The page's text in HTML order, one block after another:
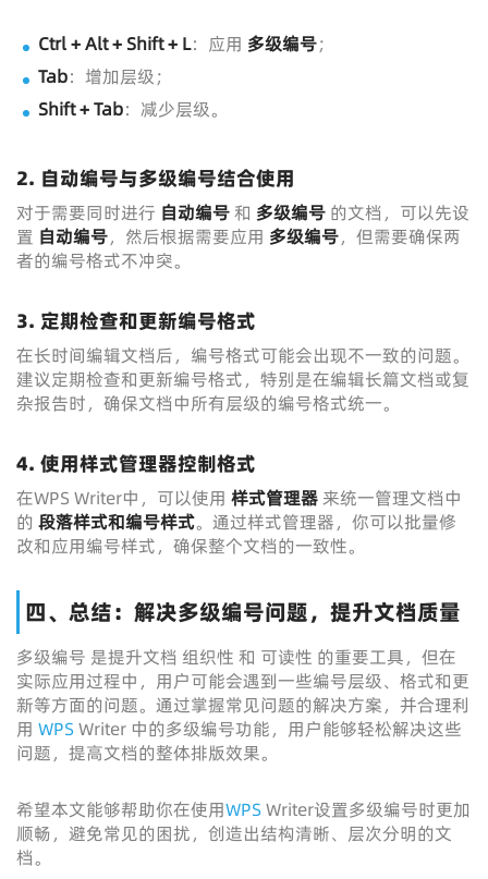
Ctrl + Alt + Shift + L：应用 多级编号；
Tab：增加层级；
Shift + Tab：减少层级。
2. 自动编号与多级编号结合使用
对于需要同时进行 自动编号和 多级编号 的文档，可以先设
置 自动编号，然后根据需要应用 多级编号，但需要确保两
者的编号格式不冲突。
3. 定期检查和更新编号格式
在长时间编辑文档后，编号格式可能会出现不一致的问题。
建议定期检查和更新编号格式，特别是在编辑长篇文档或复
杂报告时，确保文档中所有层级的编号格式统一。
4. 使用样式管理器控制格式
在WPS Writer中，可以使用 样式管理器来统一管理文档中
的 段落样式和编号样式。通过样式管理器，你可以批量修
改和应用编号样式，确保整个文档的一致性。
四、总结：解决多级编号问题，提升文档质量
多级编号 是提升文档 组织性 和 可读性 的重要工具，但在
实际应用过程中，用户可能会遇到一些编号层级、格式和更
新等方面的问题。通过掌握常见问题的解决方案，并合理利
用 WPS Writer 中的多级编号功能，用户能够轻松解决这些
问题，提高文档的整体排版效果。
希望本文能够帮助你在使用WPS Writer设置多级编号时更加
顺畅，避免常见的困扰，创造出结构清晰、层次分明的文
档。